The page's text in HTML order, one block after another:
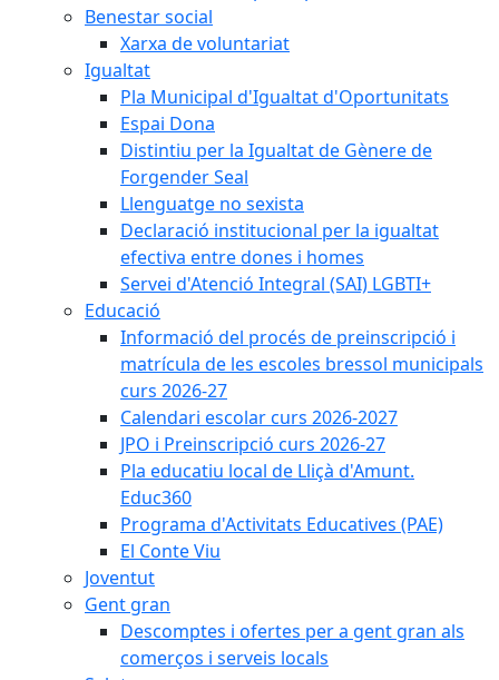
Benestar social
Xarxa de voluntariat
Igualtat
Pla Municipal d'Igualtat d'Oportunitats
Espai Dona
Distintiu per la Igualtat de Gènere de
Forgender Seal
Llenguatge no sexista
Declaració institucional per la igualtat
efectiva entre dones i homes
Servei d'Atenció Integral (SAI) LGBTI+
Educació
Informació del procés de preinscripció i
matrícula de les escoles bressol municipals
curs 2026-27
Calendari escolar curs 2026-2027
JPO i Preinscripció curs 2026-27
Pla educatiu local de Lliçà d'Amunt.
Educ360
Programa d'Activitats Educatives (PAE)
El Conte Viu
Joventut
Gent gran
Descomptes i ofertes per a gent gran als
comerços i serveis locals